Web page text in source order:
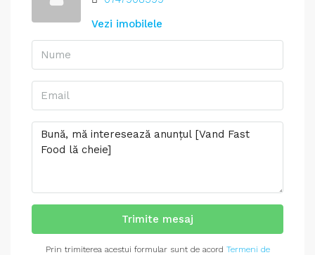
Vezi imobilele
Trimite mesaj
Prin trimiterea acestui formular sunt de acord Termeni de